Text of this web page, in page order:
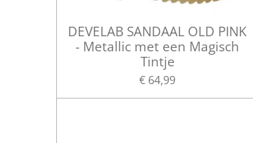
DEVELAB SANDAAL OLD PINK
- Metallic met een Magisch
Tintje
€ 64,99